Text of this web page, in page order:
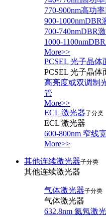
770-900nm高功
900-1000nmDBR
700-740nmDBR
1000-
More>>
PCSEL 光子晶体
PCSEL 光子晶体
高亮度或双调制
管
More>>
ECL 激光器子分类
ECL 激光器
600-800nm 窄线
More>>
其他连续激光器子分类
其他连续激光器
气体激光器子分类
气体激光器
632.8nm 氦氖激